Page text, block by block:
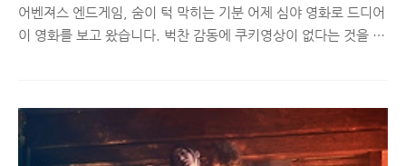
어벤져스 엔드게임, 숨이 턱 막히는 기분 어제 심야 영화로 드디어
이 영화를 보고 왔습니다. 벅찬 감동에 쿠키영상이 없다는 것을 알
엔드게임의 시작은 가디언즈 오브 갤럭시의 비행정 베네타를 타고
표류하는 아이언맨 토니 스타크의 독백으로 시작합니다. 물과 식